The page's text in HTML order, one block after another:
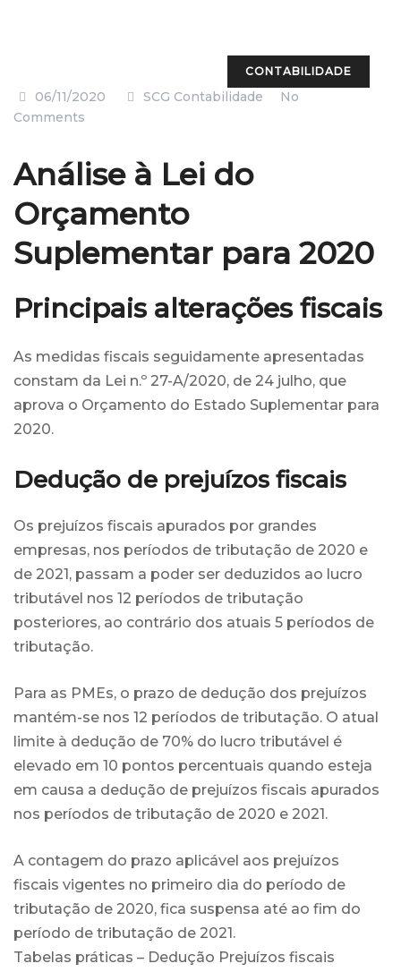
CONTABILIDADE
06/11/2020 SCG Contabilidade
No
Comments
Análise à Lei do
Orçamento
Suplementar para 2020
Principais alterações fiscais
As medidas fiscais seguidamente apresentadas
constam da Lei n.º 27-A/2020, de 24 julho, que
aprova o Orçamento do Estado Suplementar para
2020.
Dedução de prejuízos fiscais
Os prejuízos fiscais apurados por grandes
empresas, nos períodos de tributação de 2020 e
de 2021, passam a poder ser deduzidos ao lucro
tributável nos 12 períodos de tributação
posteriores, ao contrário dos atuais 5 períodos de
tributação.
Para as PMEs, o prazo de dedução dos prejuízos
mantém-se nos 12 períodos de tributação. O atual
limite à dedução de 70% do lucro tributável é
elevado em 10 pontos percentuais quando esteja
em causa a dedução de prejuízos fiscais apurados
nos períodos de tributação de 2020 e 2021.
A contagem do prazo aplicável aos prejuízos
fiscais vigentes no primeiro dia do período de
tributação de 2020, fica suspensa até ao fim do
período de tributação de 2021.
Tabelas práticas – Dedução Prejuízos fiscais